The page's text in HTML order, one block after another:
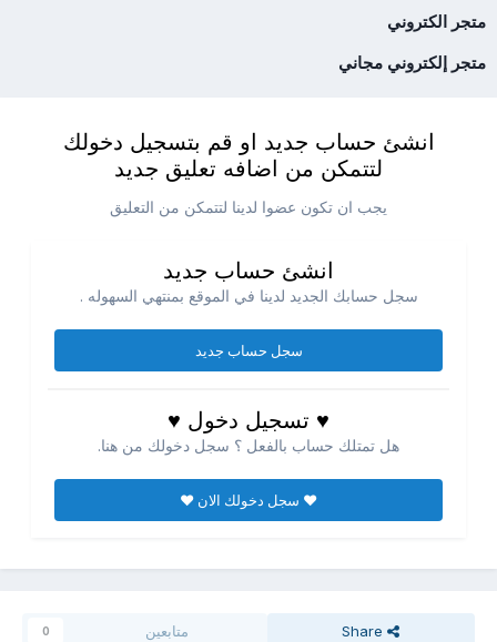
متجر الكتروني
متجر إلكتروني مجاني
انشئ حساب جديد او قم بتسجيل دخولك
لتتمكن من اضافه تعليق جديد
يجب ان تكون عضوا لدينا لتتمكن من التعليق
انشئ حساب جديد
سجل حسابك الجديد لدينا في الموقع بمنتهي السهوله .
سجل حساب جديد
♥ تسجيل دخول ♥
هل تمتلك حساب بالفعل ؟ سجل دخولك من هنا.
♥ سجل دخولك الان ♥
Share متابعين 0